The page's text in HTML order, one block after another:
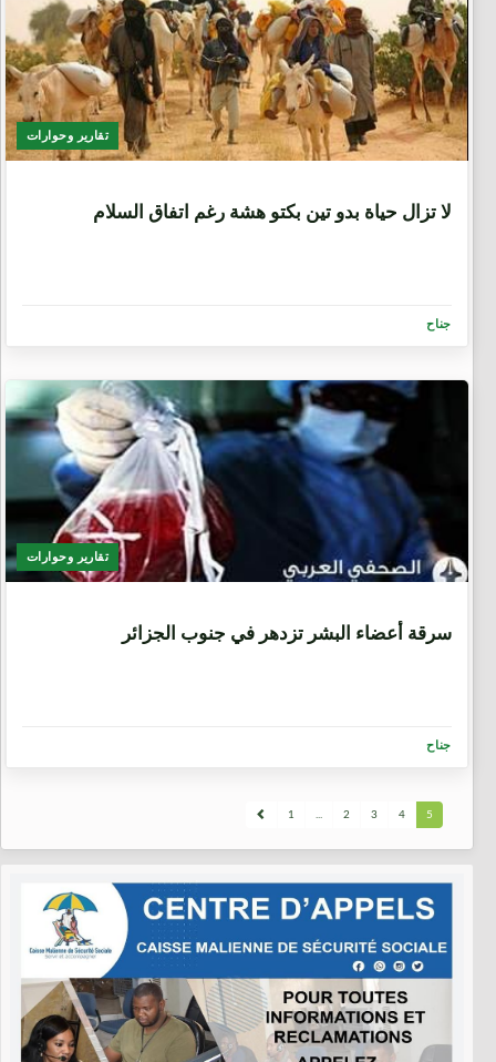
تقارير وحوارات
لا تزال حياة بدو تين بكتو هشة رغم اتفاق السلام
جناح
تقارير وحوارات
سرقة أعضاء البشر تزدهر في جنوب الجزائر
جناح
1 ... 2 3 4 5